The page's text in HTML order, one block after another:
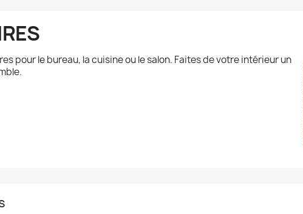
pour le bureau, la cuisine ou le salon. Faites de votre intérieur un